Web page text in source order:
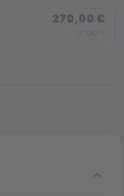
270,00 €